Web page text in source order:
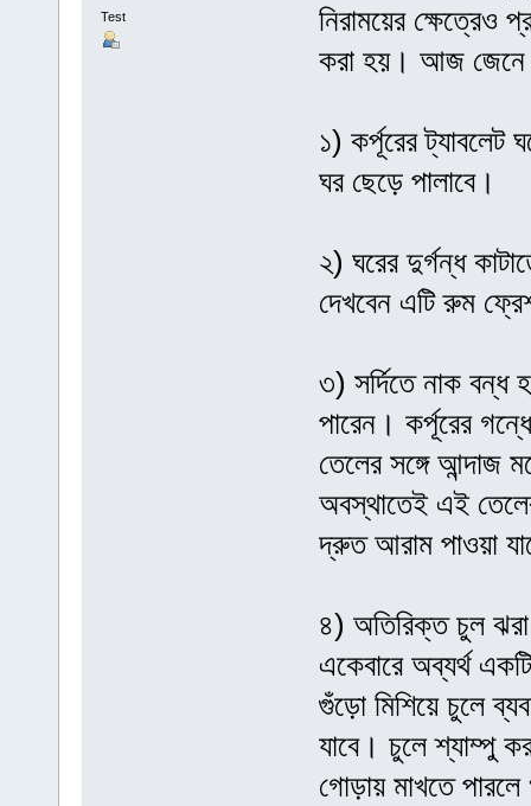
Test
নিরাময়ের ক্ষেত্রেও
করা হয়। আজ জেনে
১) কর্পূরের ট্যাবলেট
ঘর ছেড়ে পালাবে।
২) ঘরের দুর্গন্ধ
দেখবেন এটি রুম
৩) সর্দিতে নাক বন্ধ
পারেন। কর্পূরের
তেলের সঙ্গে আন্দাজ
অবস্থাতেই এই
দ্রুত আরাম পাওয়া
৪) অতিরিক্ত চুল
একেবারে অব্যর্থ
গুঁড়ো মিশিয়ে চুলে
যাবে। চুলে শ্যাম্পু
গোড়ায় মাখতে